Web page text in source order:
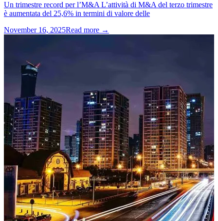
Un trimestre record per l’M&A L’attività di M&A del terzo trimestre
è aumentata del 25,6% in termini di valore delle
November 16, 2025Read more →